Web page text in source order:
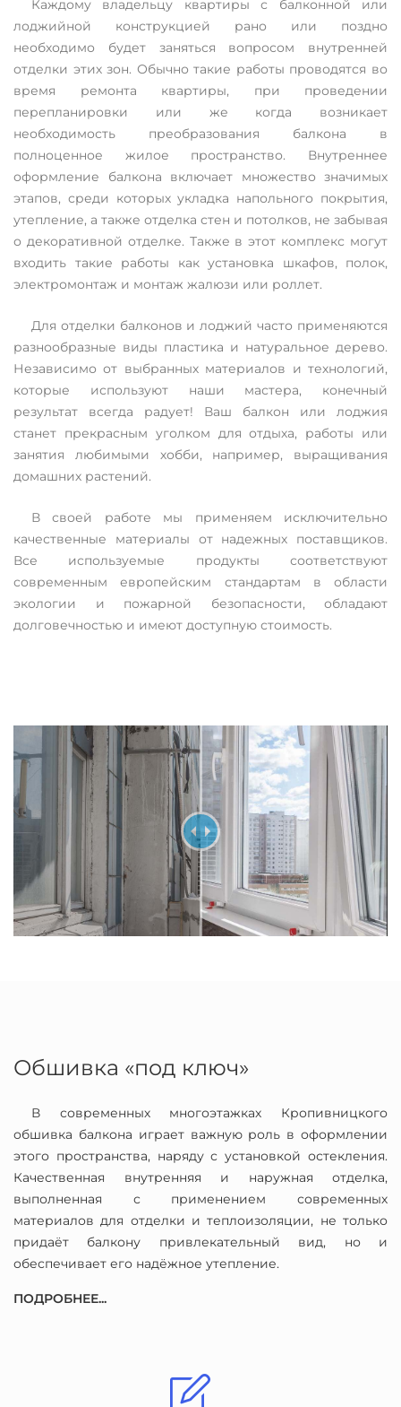
Каждому владельцу квартиры с балконной или
лоджийной конструкцией рано или поздно
необходимо будет заняться вопросом внутренней
отделки этих зон. Обычно такие работы проводятся во
время ремонта квартиры, при проведении
перепланировки или же когда возникает
необходимость преобразования балкона в
полноценное жилое пространство. Внутреннее
оформление балкона включает множество значимых
этапов, среди которых укладка напольного покрытия,
утепление, а также отделка стен и потолков, не забывая
о декоративной отделке. Также в этот комплекс могут
входить такие работы как установка шкафов, полок,
электромонтаж и монтаж жалюзи или роллет.
Для отделки балконов и лоджий часто применяются
разнообразные виды пластика и натуральное дерево.
Независимо от выбранных материалов и технологий,
которые используют наши мастера, конечный
результат всегда радует! Ваш балкон или лоджия
станет прекрасным уголком для отдыха, работы или
занятия любимыми хобби, например, выращивания
домашних растений.
В своей работе мы применяем исключительно
качественные материалы от надежных поставщиков.
Все используемые продукты соответствуют
современным европейским стандартам в области
экологии и пожарной безопасности, обладают
долговечностью и имеют доступную стоимость.
Обшивка «под ключ»
В современных многоэтажках Кропивницкого
обшивка балкона играет важную роль в оформлении
этого пространства, наряду с установкой остекления.
Качественная внутренняя и наружная отделка,
выполненная с применением современных
материалов для отделки и теплоизоляции, не только
придаёт балкону привлекательный вид, но и
обеспечивает его надёжное утепление.
ПОДРОБНЕЕ...